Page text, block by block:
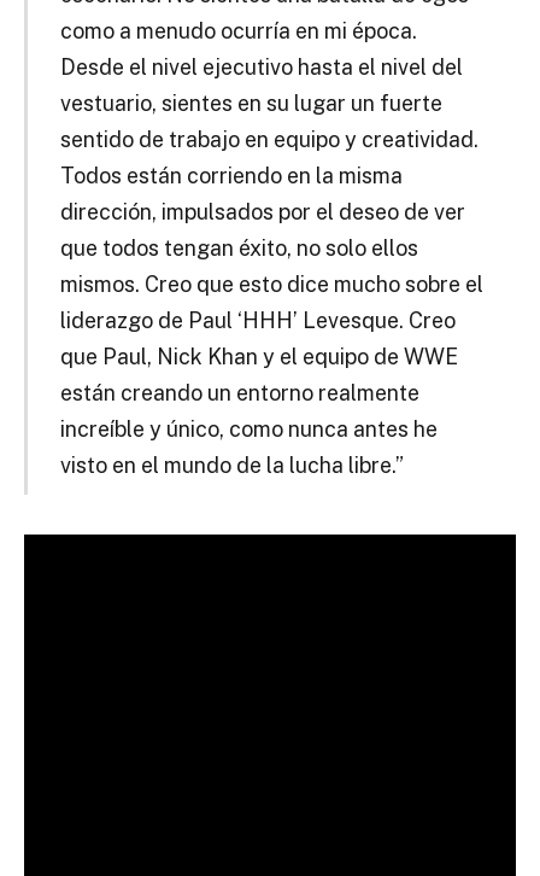
como a menudo ocurría en mi época.
Desde el nivel ejecutivo hasta el nivel del
vestuario, sientes en su lugar un fuerte
sentido de trabajo en equipo y creatividad.
Todos están corriendo en la misma
dirección, impulsados por el deseo de ver
que todos tengan éxito, no solo ellos
mismos. Creo que esto dice mucho sobre el
liderazgo de Paul ‘HHH’ Levesque. Creo
que Paul, Nick Khan y el equipo de WWE
están creando un entorno realmente
increíble y único, como nunca antes he
visto en el mundo de la lucha libre.”